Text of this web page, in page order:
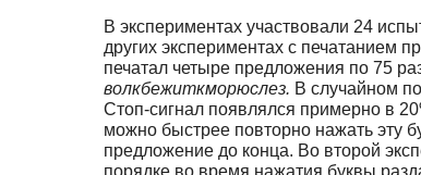
В экспериментах участвовали 24
других экспериментах с печатанием
печатал четыре предложения по 75
волкбежиткморюслез. В случайном
Стоп-сигнал появлялся примерно в
можно быстрее повторно нажать эту
предложение до конца. Во второй
порядке во время нажатия буквы